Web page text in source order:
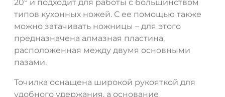
20° и подходит для работы с большинством
типов кухонных ножей. С ее помощью также
можно затачивать ножницы – для этого
предназначена алмазная пластина,
расположенная между двумя основными
пазами.
Точилка оснащена широкой рукояткой для
удобного удержания, а основание
ДА НЕТ